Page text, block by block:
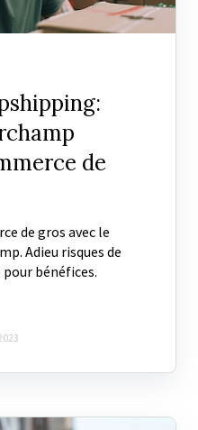
de
de gros avec le
Adieu risques de
bénéfices.